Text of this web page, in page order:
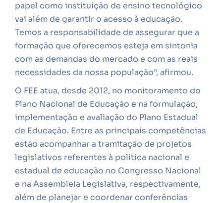
papel como instituição de ensino tecnológico
vai além de garantir o acesso à educação.
Temos a responsabilidade de assegurar que a
formação que oferecemos esteja em sintonia
com as demandas do mercado e com as reais
necessidades da nossa população”, afirmou.
O FEE atua, desde 2012, no monitoramento do
Plano Nacional de Educação e na formulação,
implementação e avaliação do Plano Estadual
de Educação. Entre as principais competências
estão acompanhar a tramitação de projetos
legislativos referentes à política nacional e
estadual de educação no Congresso Nacional
e na Assembleia Legislativa, respectivamente,
além de planejar e coordenar conferências